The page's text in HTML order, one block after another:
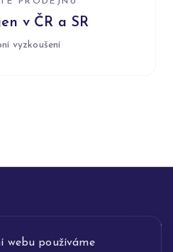
webu používáme
v ČR a SR
vyzkoušení